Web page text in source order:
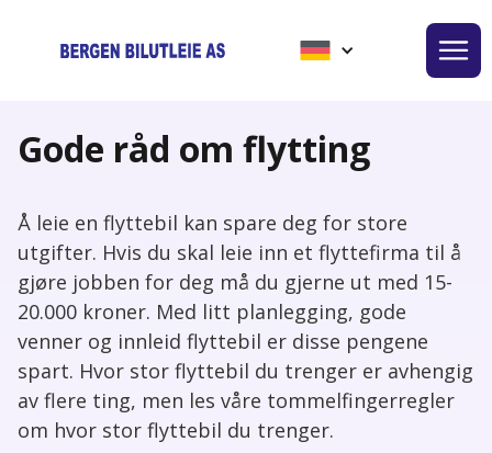
Gode råd om flytting
Å leie en flyttebil kan spare deg for store
utgifter. Hvis du skal leie inn et flyttefirma til å
gjøre jobben for deg må du gjerne ut med 15-
20.000 kroner. Med litt planlegging, gode
venner og innleid flyttebil er disse pengene
spart. Hvor stor flyttebil du trenger er avhengig
av flere ting, men les våre tommelfingerregler
om hvor stor flyttebil du trenger.